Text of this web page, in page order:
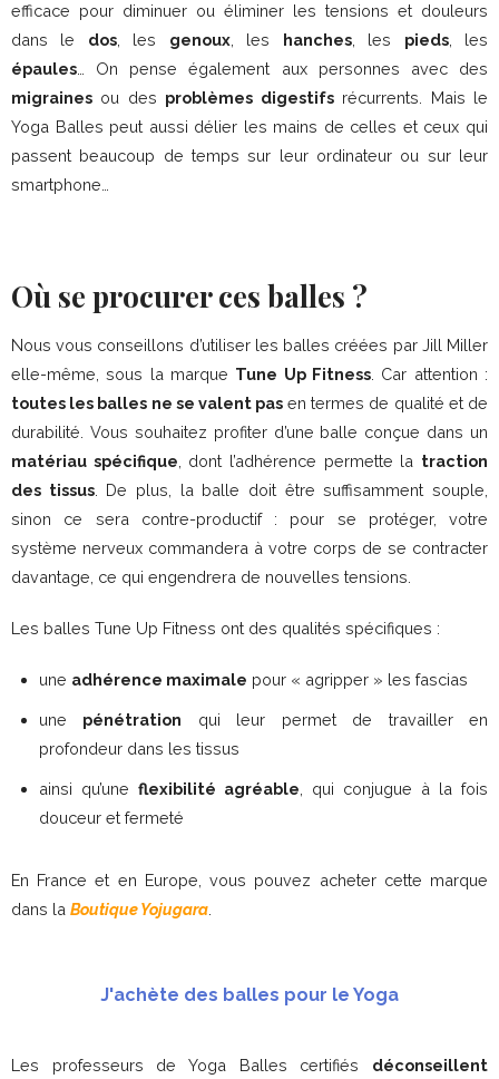
efficace pour diminuer ou éliminer les tensions et douleurs
dans le dos, les genoux, les hanches, les pieds, les
épaules… On pense également aux personnes avec des
migraines ou des problèmes digestifsrécurrents. Mais le
Yoga Balles peut aussi délier les mains de celles et ceux qui
passent beaucoup de temps sur leur ordinateur ou sur leur
smartphone…
Où se procurer ces balles ?
Nous vous conseillons d’utiliser les balles créées par Jill Miller
elle-même, sous la marque Tune Up Fitness. Car attention :
toutes les balles ne se valent pas en termes de qualité et de
durabilité. Vous souhaitez profiter d’une balle conçue dans un
matériau spécifique, dont l’adhérence permette la traction
des tissus. De plus, la balle doit être suffisamment souple,
sinon ce sera contre-productif : pour se protéger, votre
système nerveux commandera à votre corps de se contracter
davantage, ce qui engendrera de nouvelles tensions.
Les balles Tune Up Fitness ont des qualités spécifiques :
une adhérence maximale pour « agripper » les fascias
une pénétration qui leur permet de travailler en
profondeur dans les tissus
ainsi qu’une flexibilité agréable, qui conjugue à la fois
douceur et fermeté
En France et en Europe, vous pouvez acheter cette marque
dans la Boutique Yojugara.
J'achète des balles pour le Yoga
Les professeurs de Yoga Balles certifiés déconseillent